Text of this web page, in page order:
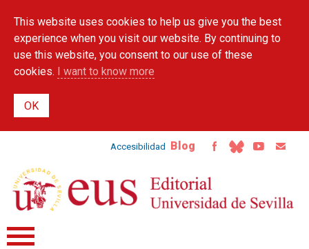
main
content
This website uses cookies to help us give you the best
experience when you visit our website. By continuing to
use this website, you consent to our use of these
cookies. I want to know more
Accesibilidad Blog